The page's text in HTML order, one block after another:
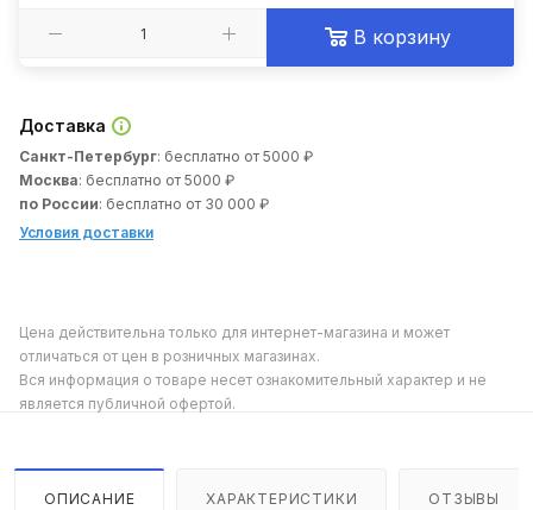
В корзину
Доставка
Санкт-Петербург: бесплатно от 5000 ₽
Москва: бесплатно от 5000 ₽
по России: бесплатно от 30 000 ₽
Условия доставки
Цена действительна только для интернет-магазина и может
отличаться от цен в розничных магазинах.
Вся информация о товаре несет ознакомительный характер и не
является публичной офертой.
ОПИСАНИЕ ХАРАКТЕРИСТИКИ ОТЗЫВЫ